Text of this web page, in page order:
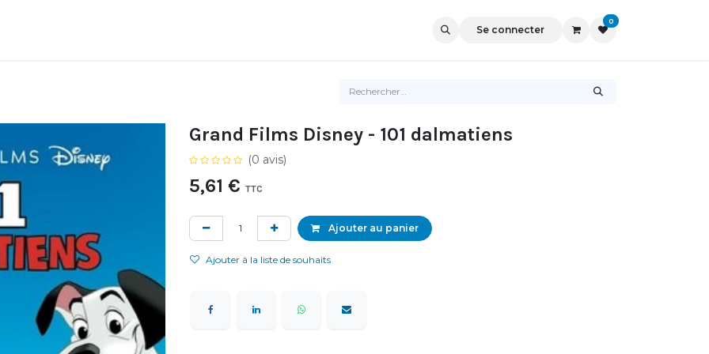
Se connecter
0
Grand Films Disney - 101 dalmatiens
(0 avis)
5,61 € TTC
Ajouter au panier
Ajouter à la liste de souhaits